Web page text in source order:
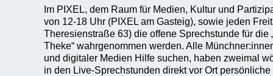
Im PIXEL, dem Raum für Medien, Kultur und
von 12-18 Uhr (PIXEL am Gasteig), sowie jeden
Theresienstraße 63) die offene Sprechstunde für die
Theke“ wahrgenommen werden. Alle
und digitaler Medien Hilfe suchen, haben zweimal
in den Live-Sprechstunden direkt vor Ort